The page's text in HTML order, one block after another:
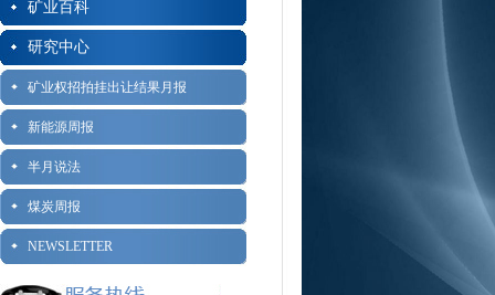
矿业百科
研究中心
矿业权招拍挂出让结果月报
新能源周报
半月说法
煤炭周报
NEWSLETTER